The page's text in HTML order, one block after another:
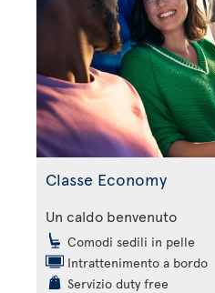
Classe Economy
Un caldo benvenuto
Comodi sedili in pelle
Intrattenimento a bordo
Servizio duty free